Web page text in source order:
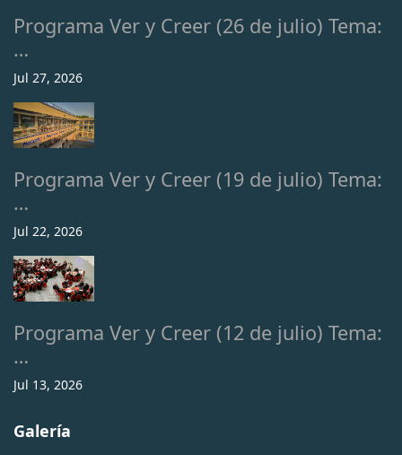
Programa Ver y Creer (26 de julio) Tema:
…
Jul 27, 2026
Programa Ver y Creer (19 de julio) Tema:
…
Jul 22, 2026
Programa Ver y Creer (12 de julio) Tema:
…
Jul 13, 2026
Galería